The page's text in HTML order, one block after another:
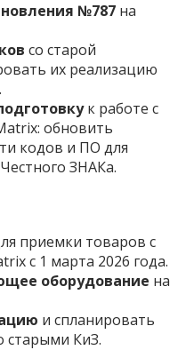
№787 на
со старой
их реализацию
к работе с
обновить
кодов и ПО для
ЗНАКа.
приемки товаров с
с 1 марта 2026 года.
оборудование на
и спланировать
старыми КиЗ.